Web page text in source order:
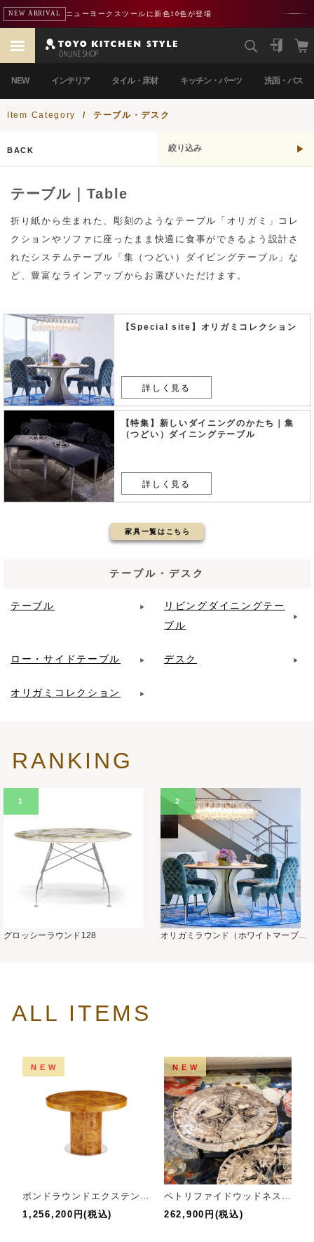
NEW ARRIVAL ニューヨークスツールに新色10色が登場
NEW インテリア タイル・床材 キッチン・パーツ 洗面・バス
Item Category / テーブル・デスク
BACK 絞り込み
テーブル｜Table
折り紙から生まれた、彫刻のようなテーブル「オリガミ」コレ
クションやソファに座ったまま快適に食事ができるよう設計さ
れたシステムテーブル「集（つどい）ダイビングテーブル」な
ど、豊富なラインアップからお選びいただけます。
【Special site】オリガミコレクション
詳しく見る
【特集】新しいダイニングのかたち｜集
（つどい）ダイニングテーブル
詳しく見る
家具一覧はこちら
テーブル・デスク
テーブル
リビングダイニングテー
ブル
ロー・サイドテーブル デスク
オリガミコレクション
RANKING
1
グロッシーラウンド128
2
オリガミラウンド（ホワイトマーブル
ALL ITEMS
NEW
1,256,200円(税込)
NEW
262,900円(税込)